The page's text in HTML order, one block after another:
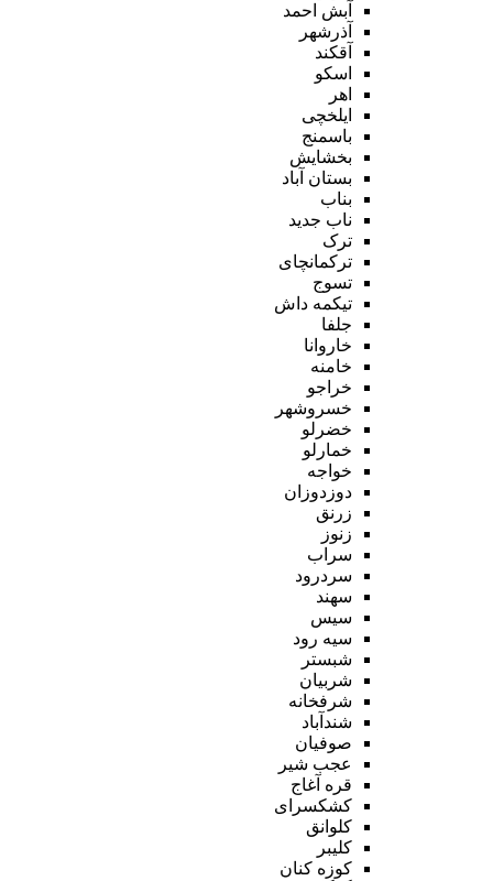
آبش احمد
آذرشهر
آقکند
اسکو
اهر
ایلخچی
باسمنج
بخشایش
بستان آباد
بناب
ناب جدید
ترک
ترکمانچای
تسوج
تیکمه داش
جلفا
خاروانا
خامنه
خراجو
خسروشهر
خضرلو
خمارلو
خواجه
دوزدوزان
زرنق
زنوز
سراب
سردرود
سهند
سیس
سیه رود
شبستر
شربیان
شرفخانه
شندآباد
صوفیان
عجب شیر
قره آغاج
کشکسرای
کلوانق
کلیبر
کوزه کنان